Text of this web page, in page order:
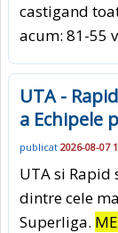
castigand
acum: 81-55
UTA -
a Echipele
publicat 2026-08-07
UTA si
dintre cele
Superliga.